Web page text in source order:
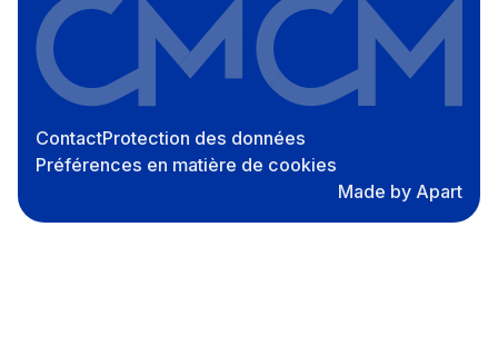
ContactProtection des données
Préférences en matière de cookies
Made by Apart